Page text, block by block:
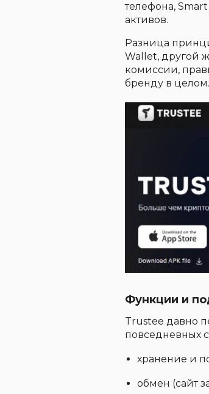
телефона,
активов.
Разница
Wallet, другой
комиссии,
бренду в целом.
Функции и
Trustee давно
повседневных
хранение и
обмен (сайт